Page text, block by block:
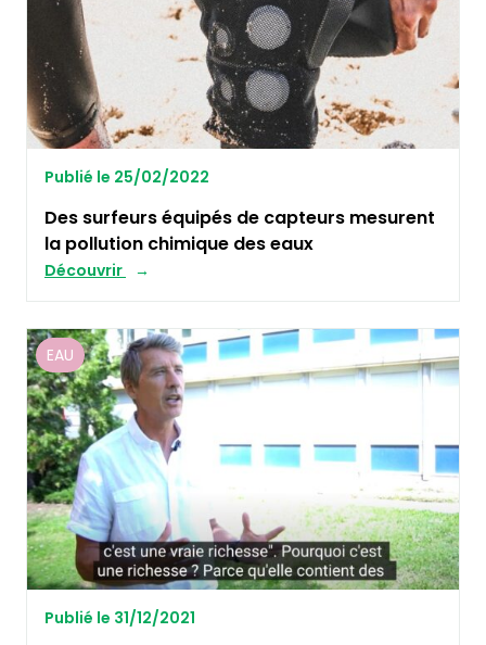
Publié le 25/02/2022
Des surfeurs équipés de capteurs mesurent
la pollution chimique des eaux
Découvrir
EAU
Publié le 31/12/2021